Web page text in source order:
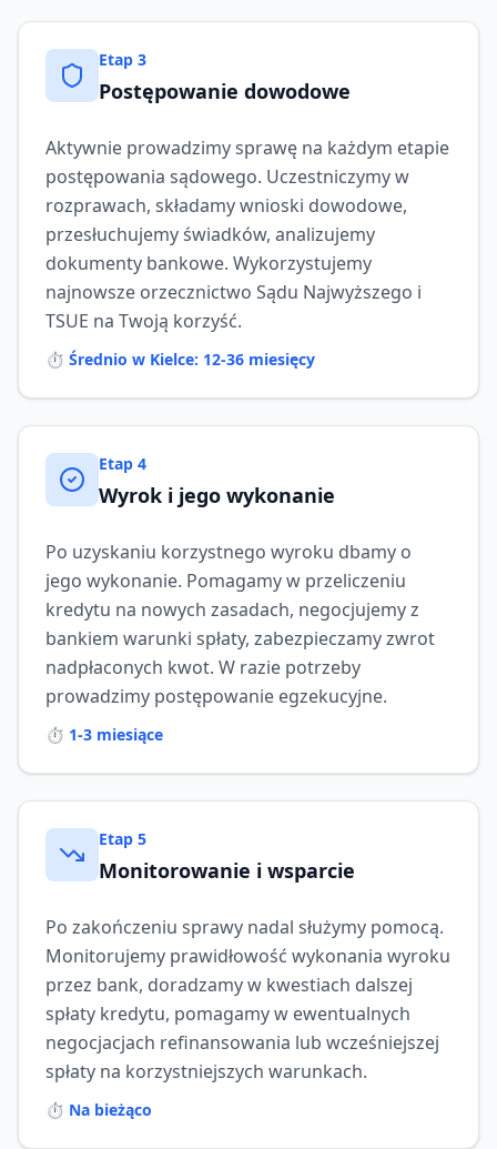
Etap 3
Postępowanie dowodowe
Aktywnie prowadzimy sprawę na każdym etapie
postępowania sądowego. Uczestniczymy w
rozprawach, składamy wnioski dowodowe,
przesłuchujemy świadków, analizujemy
dokumenty bankowe. Wykorzystujemy
najnowsze orzecznictwo Sądu Najwyższego i
TSUE na Twoją korzyść.
⏱️ Średnio w Kielce: 12-36 miesięcy
Etap 4
Wyrok i jego wykonanie
Po uzyskaniu korzystnego wyroku dbamy o
jego wykonanie. Pomagamy w przeliczeniu
kredytu na nowych zasadach, negocjujemy z
bankiem warunki spłaty, zabezpieczamy zwrot
nadpłaconych kwot. W razie potrzeby
prowadzimy postępowanie egzekucyjne.
⏱️ 1-3 miesiące
Etap 5
Monitorowanie i wsparcie
Po zakończeniu sprawy nadal służymy pomocą.
Monitorujemy prawidłowość wykonania wyroku
przez bank, doradzamy w kwestiach dalszej
spłaty kredytu, pomagamy w ewentualnych
negocjacjach refinansowania lub wcześniejszej
spłaty na korzystniejszych warunkach.
⏱️ Na bieżąco